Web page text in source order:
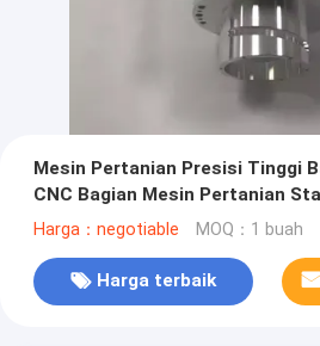
Mesin Pertanian Presisi Tinggi
CNC Bagian Mesin Pertanian
Harga：negotiable MOQ：1 buah
Harga terbaik